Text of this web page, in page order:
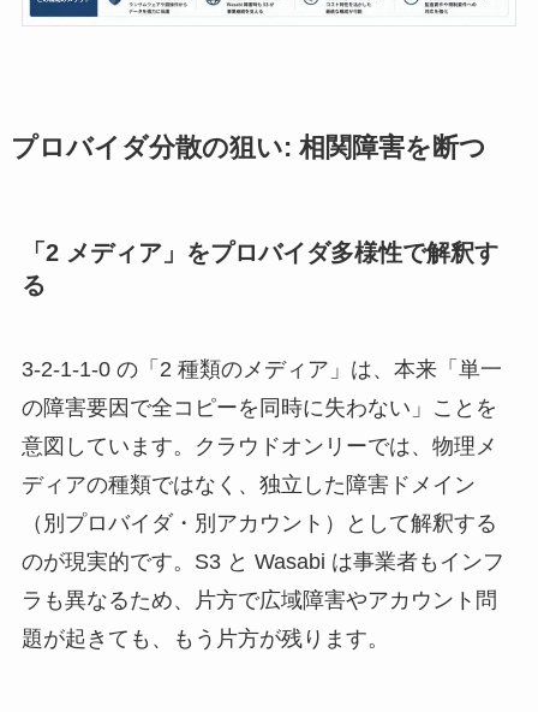
プロバイダ分散の狙い: 相関障害を断つ
「2 メディア」をプロバイダ多様性で解釈す
る
3-2-1-1-0 の「2 種類のメディア」は、本来「単一
の障害要因で全コピーを同時に失わない」ことを
意図しています。クラウドオンリーでは、物理メ
ディアの種類ではなく、独立した障害ドメイン
（別プロバイダ・別アカウント）として解釈する
のが現実的です。S3 と Wasabi は事業者もインフ
ラも異なるため、片方で広域障害やアカウント問
題が起きても、もう片方が残ります。